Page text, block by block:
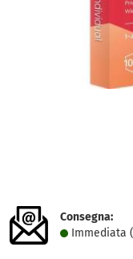
Consegna:
Immediata